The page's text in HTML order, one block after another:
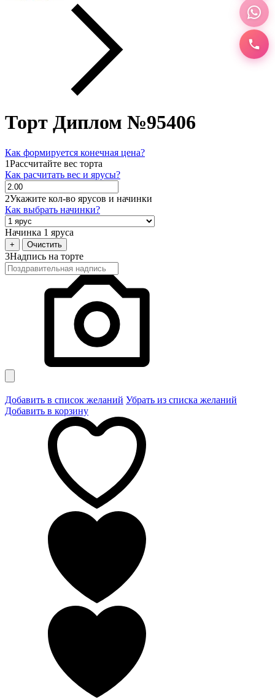
Торт Диплом №95406
Как формируется конечная цена?
1Рассчитайте вес торта
Как расчитать вес и ярусы?
2Укажите кол-во ярусов и начинки
Как выбрать начинки?
Начинка 1 яруса
+ Очистить
3Надпись на торте
Добавить в список желаний Убрать из списка желаний
Добавить в корзину